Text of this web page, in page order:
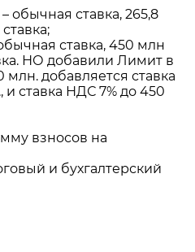
обычная ставка, 265,8
ставка, 450 млн
НО добавили Лимит в
добавляется ставка
ставка НДС 7% до 450
взносов на
и бухгалтерский